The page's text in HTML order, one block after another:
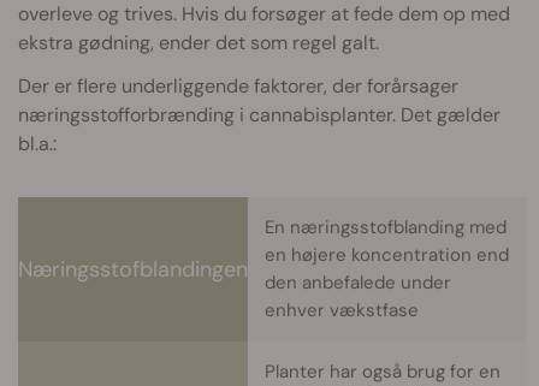
overleve og trives. Hvis du forsøger at fede dem op med
ekstra gødning, ender det som regel galt.
Der er flere underliggende faktorer, der forårsager
næringsstofforbrænding i cannabisplanter. Det gælder
bl.a.:
Næringsstofblandingen
En næringsstofblanding med
en højere koncentration end
den anbefalede under
enhver vækstfase
Planter har også brug for en